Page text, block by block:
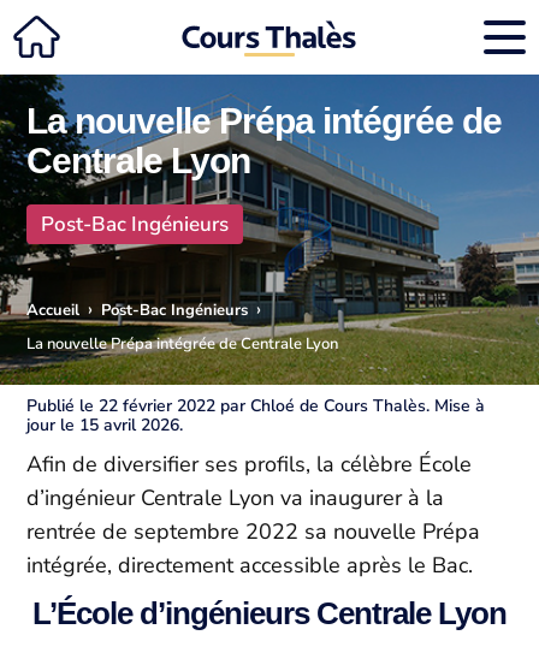
La nouvelle Prépa intégrée de
Centrale Lyon
Post-Bac Ingénieurs
Accueil › Post-Bac Ingénieurs ›
La nouvelle Prépa intégrée de Centrale Lyon
Publié le 22 février 2022 par Chloé de Cours Thalès. Mise à
jour le 15 avril 2026.
Afin de diversifier ses profils, la célèbre École
d’ingénieur Centrale Lyon va inaugurer à la
rentrée de septembre 2022 sa nouvelle Prépa
intégrée, directement accessible après le Bac.
L’École d’ingénieurs Centrale Lyon